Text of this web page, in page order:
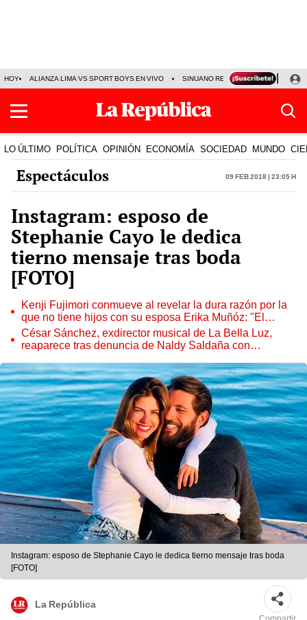
HOY ALIANZA LIMA VS SPORT BOYS EN VIVO SINUANO RESULTADOS HOY
LO ÚLTIMO POLÍTICA OPINIÓN ECONOMÍA SOCIEDAD MUNDO
Espectáculos 09 Feb 2018 | 23:05 h
Instagram: esposo de
Stephanie Cayo le dedica
tierno mensaje tras boda
[FOTO]
Kenji Fujimori conmueve al revelar la dura razón por la
que no tiene hijos con su esposa Erika Muñóz: "El
proceso judicial"
César Sánchez, exdirector musical de La Bella Luz,
reaparece tras denuncia de Naldy Saldaña con
Instagram: esposo de Stephanie Cayo le dedica tierno mensaje tras boda
[FOTO]
La República